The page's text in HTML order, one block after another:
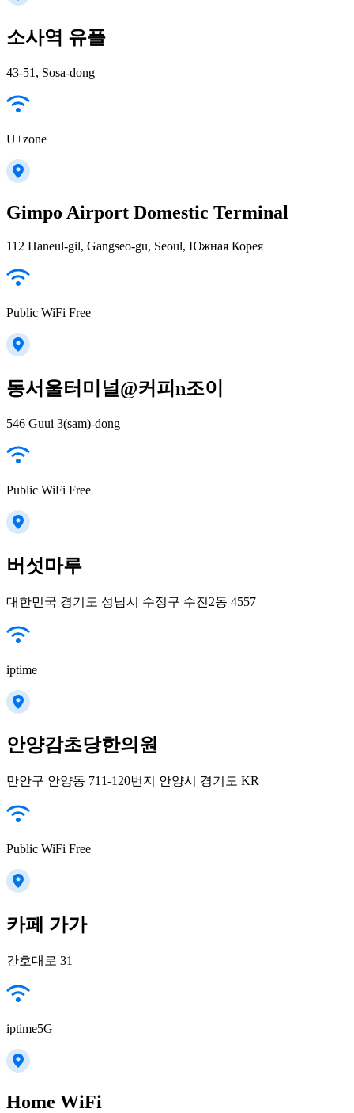
소사역 유플
43-51, Sosa-dong
U+zone
Gimpo Airport Domestic Terminal
112 Haneul-gil, Gangseo-gu, Seoul, Южная Корея
Public WiFi Free
동서울터미널@커피n조이
546 Guui 3(sam)-dong
Public WiFi Free
버섯마루
대한민국 경기도 성남시 수정구 수진2동 4557
iptime
안양감초당한의원
만안구 안양동 711-120번지 안양시 경기도 KR
Public WiFi Free
카페 가가
간호대로 31
iptime5G
Home WiFi